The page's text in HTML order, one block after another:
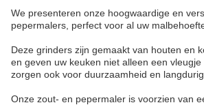
We presenteren onze hoogwaardige en
pepermalers, perfect voor al uw
Deze grinders zijn gemaakt van houten en
en geven uw keuken niet alleen een
zorgen ook voor duurzaamheid en
Onze zout- en pepermaler is voorzien van